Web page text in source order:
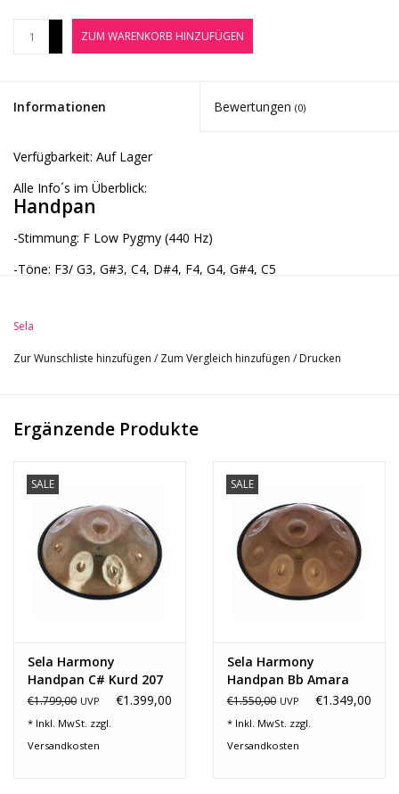
Jobbörse
Marken
ZUM WARENKORB HINZUFÜGEN
Informationen Bewertungen (0)
Verfügbarkeit: Auf Lager
Alle Info´s im Überblick:
Handpan
-Stimmung: F Low Pygmy (440 Hz)
-Töne: F3/ G3, G#3, C4, D#4, F4, G4, G#4, C5
-professionell gestimmt
-handgefertigt
-inkl. gepolsterte Tasche mit Rucksackgarnitur
Sela
Zur Wunschliste hinzufügen / Zum Vergleich hinzufügen / Drucken
Ergänzende Produkte
SALE
Sela Harmony
Handpan C# Kurd 207
€1.799,00 UVP €1.399,00
* Inkl. MwSt. zzgl.
Versandkosten
SALE
Sela Harmony
Handpan Bb Amara
300
€1.550,00 UVP €1.349,00
* Inkl. MwSt. zzgl.
Versandkosten